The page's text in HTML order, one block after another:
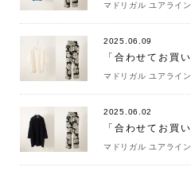
マドリガル ユアライン
2025.06.09
マドリガル ユアライン
2025.06.02
マドリガル ユアライン